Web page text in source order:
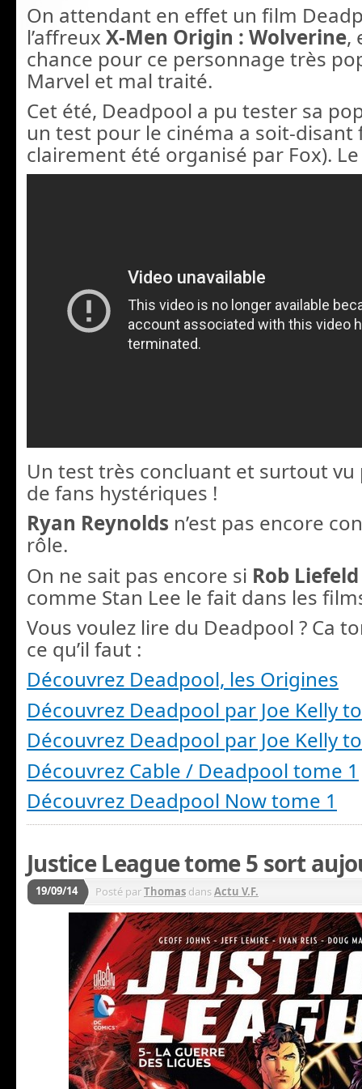
On attendant en effet un film
l’affreux X-Men Origin : Wolverine,
chance pour ce personnage très
Marvel et mal traité.
Cet été, Deadpool a pu tester sa
un test pour le cinéma a soit-disant
clairement été organisé par Fox).
Un test très concluant et surtout
de fans hystériques !
Ryan Reynolds n’est pas encore
rôle.
On ne sait pas encore si Rob Liefeld
comme Stan Lee le fait dans les
Vous voulez lire du Deadpool ? Ca
ce qu’il faut :
Découvrez Deadpool, les Origines
Découvrez Deadpool par Joe Kelly
Découvrez Deadpool par Joe Kelly
Découvrez Cable / Deadpool tome 1
Découvrez Deadpool Now tome 1
Justice League tome 5 sort
19/09/14 Posté parThomas dansActu V.F.